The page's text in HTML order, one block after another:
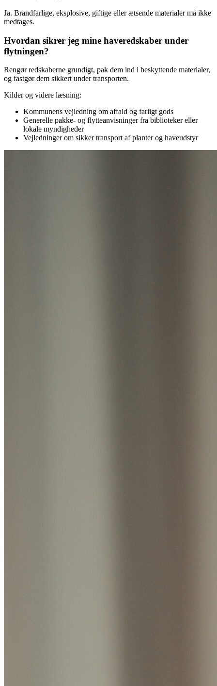
Ja. Brandfarlige, eksplosive, giftige eller ætsende materialer må ikke
medtages.
Hvordan sikrer jeg mine haveredskaber under
flytningen?
Rengør redskaberne grundigt, pak dem ind i beskyttende materialer,
og fastgør dem sikkert under transporten.
Kilder og videre læsning:
Kommunens vejledning om affald og farligt gods
Generelle pakke- og flytteanvisninger fra biblioteker eller
lokale myndigheder
Vejledninger om sikker transport af planter og haveudstyr